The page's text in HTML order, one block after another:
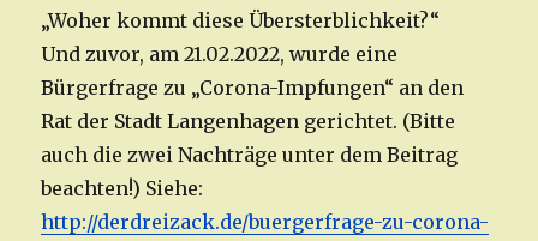
„Woher kommt diese Übersterblichkeit?“
Und zuvor, am 21.02.2022, wurde eine
Bürgerfrage zu „Corona-Impfungen“ an den
Rat der Stadt Langenhagen gerichtet. (Bitte
auch die zwei Nachträge unter dem Beitrag
beachten!) Siehe:
http://derdreizack.de/buergerfrage-zu-corona-